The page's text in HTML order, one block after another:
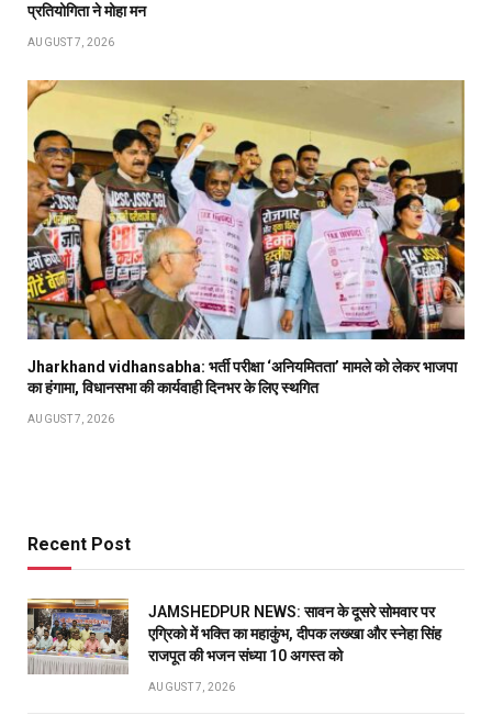
प्रतियोगिता ने मोहा मन
AUGUST 7, 2026
Jharkhand vidhansabha: भर्ती परीक्षा ‘अनियमितता’ मामले को लेकर भाजपा
का हंगामा, विधानसभा की कार्यवाही दिनभर के लिए स्थगित
AUGUST 7, 2026
Recent Post
JAMSHEDPUR NEWS: सावन के दूसरे सोमवार पर
एग्रिको में भक्ति का महाकुंभ, दीपक लख्खा और स्नेहा सिंह
राजपूत की भजन संध्या 10 अगस्त को
AUGUST 7, 2026